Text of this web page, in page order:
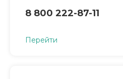
8 800 222-87-11
Перейти